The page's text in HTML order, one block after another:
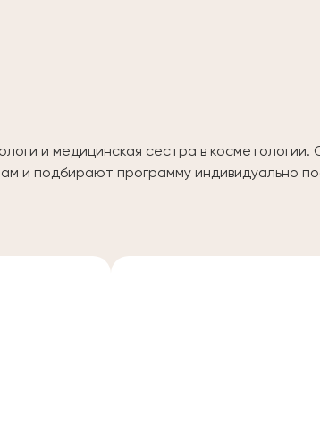
и медицинская сестра в
и подбирают программу индивидуально